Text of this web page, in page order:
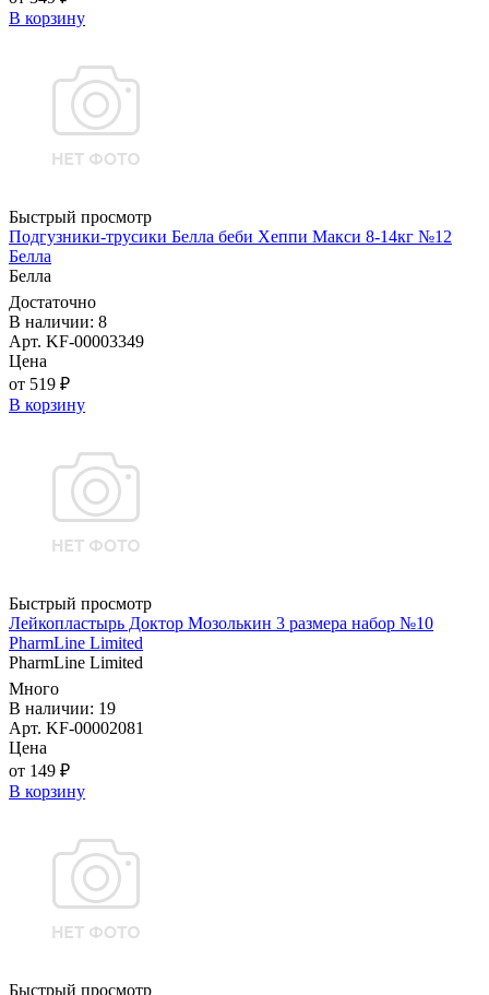
В корзину
Быстрый просмотр
Подгузники-трусики Белла беби Хеппи Макси 8-14кг №12
Белла
Белла
Достаточно
В наличии: 8
Арт. KF-00003349
Цена
от 519 ₽
В корзину
Быстрый просмотр
Лейкопластырь Доктор Мозолькин 3 размера набор №10
PharmLine Limited
PharmLine Limited
Много
В наличии: 19
Арт. KF-00002081
Цена
от 149 ₽
В корзину
Быстрый просмотр